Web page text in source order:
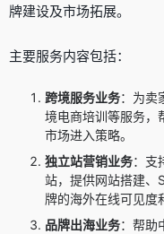
牌建设及市场拓展。
主要服务内容包括：
跨境服务业务：为卖
境电商培训等服务，
市场进入策略。
独立站营销业务：支
站，提供网站搭建、
牌的海外在线可见度
品牌出海业务：帮助